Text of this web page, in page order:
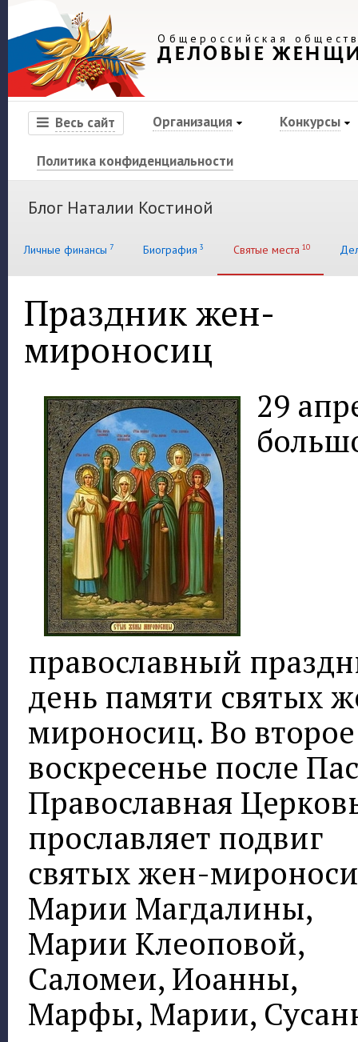
Общероссийская
ДЕЛОВЫЕ
Весь сайт Организация Конкурсы
Политика конфиденциальности
Блог Наталии Костиной
Личные финансы 7 Биография 3 Святые места 10
Праздник жен-
мироносиц
29
православный
день памяти святых
мироносиц. Во второе
воскресенье после
Православная
прославляет подвиг
святых жен-
Марии Магдалины,
Марии Клеоповой,
Саломеи, Иоанны,
Марфы, Марии,